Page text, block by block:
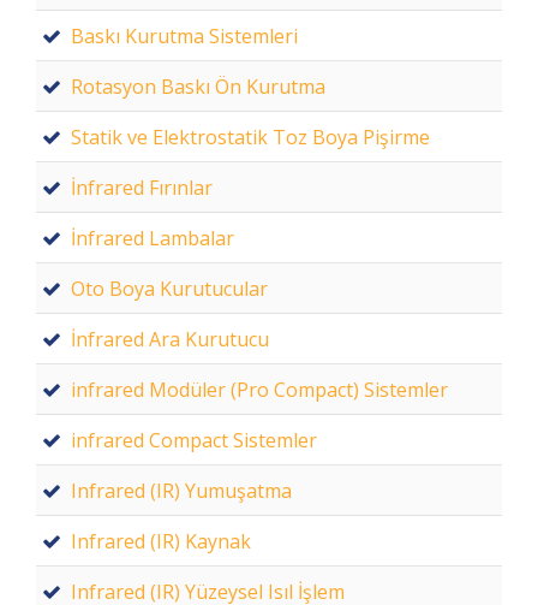
Baskı Kurutma Sistemleri
Rotasyon Baskı Ön Kurutma
Statik ve Elektrostatik Toz Boya Pişirme
İnfrared Fırınlar
İnfrared Lambalar
Oto Boya Kurutucular
İnfrared Ara Kurutucu
infrared Modüler (Pro Compact) Sistemler
infrared Compact Sistemler
Infrared (IR) Yumuşatma
Infrared (IR) Kaynak
Infrared (IR) Yüzeysel Isıl İşlem